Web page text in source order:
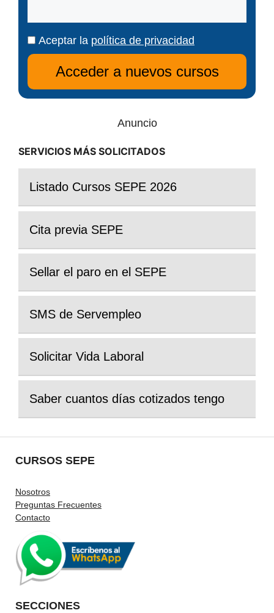
Aceptar la política de privacidad
Anuncio
SERVICIOS MÁS SOLICITADOS
Listado Cursos SEPE 2026
Cita previa SEPE
Sellar el paro en el SEPE
SMS de Servempleo
Solicitar Vida Laboral
Saber cuantos días cotizados tengo
CURSOS SEPE
Nosotros
Preguntas Frecuentes
Contacto
SECCIONES